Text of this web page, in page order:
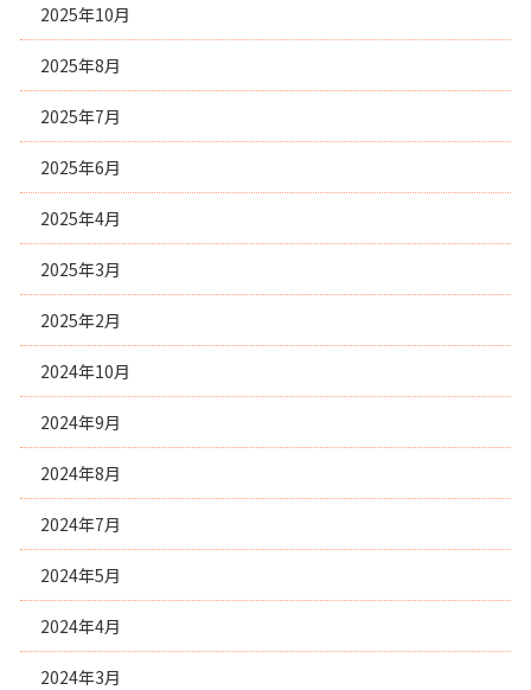
2025年10月
2025年8月
2025年7月
2025年6月
2025年4月
2025年3月
2025年2月
2024年10月
2024年9月
2024年8月
2024年7月
2024年5月
2024年4月
2024年3月